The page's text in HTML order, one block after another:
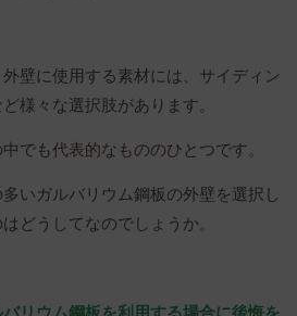
壁に使用する素材には、サイディン
様々な選択肢があります。
でも代表的なもののひとつです。
いガルバリウム鋼板の外壁を選択し
どうしてなのでしょうか。
リウム鋼板を利用する場合に後悔を